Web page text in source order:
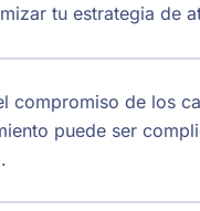
tu estrategia de
compromiso de los
puede ser